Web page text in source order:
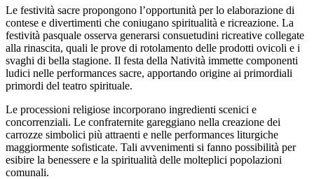
Le festività sacre propongono l’opportunità per lo elaborazione di
contese e divertimenti che coniugano spiritualità e ricreazione. La
festività pasquale osserva generarsi consuetudini ricreative collegate
alla rinascita, quali le prove di rotolamento delle prodotti ovicoli e i
svaghi di bella stagione. Il festa della Natività immette componenti
ludici nelle performances sacre, apportando origine ai primordiali
primordi del teatro spirituale.
Le processioni religiose incorporano ingredienti scenici e
concorrenziali. Le confraternite gareggiano nella creazione dei
carrozze simbolici più attraenti e nelle performances liturgiche
maggiormente sofisticate. Tali avvenimenti si fanno possibilità per
esibire la benessere e la spiritualità delle molteplici popolazioni
comunali.